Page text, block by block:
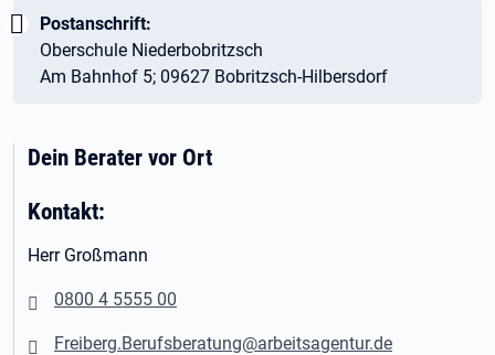
Wichtig:
Postanschrift:
Oberschule Niederbobritzsch
Am Bahnhof 5; 09627 Bobritzsch-Hilbersdorf
Dein Berater vor Ort
Kontakt:
Herr Großmann
0800 4 5555 00
Freiberg.Berufsberatung@arbeitsagentur.de